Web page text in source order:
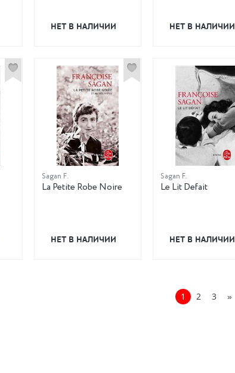
НЕТ В НАЛИЧИИ НЕТ В НАЛИЧИИ
Sagan F.
La Petite Robe Noire
НЕТ В НАЛИЧИИ
Sagan F.
Le Lit Defait
НЕТ В НАЛИЧИИ
1 2 3 »